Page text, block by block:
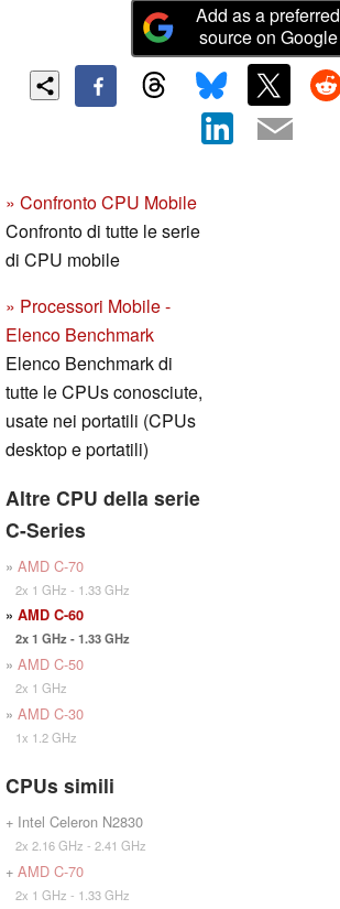
Add as a preferred
source on Google
» Confronto CPU Mobile
Confronto di tutte le serie
di CPU mobile
» Processori Mobile -
Elenco Benchmark
Elenco Benchmark di
tutte le CPUs conosciute,
usate nei portatili (CPUs
desktop e portatili)
Altre CPU della serie
C-Series
» AMD C-70
2x 1 GHz - 1.33 GHz
» AMD C-60
2x 1 GHz - 1.33 GHz
» AMD C-50
2x 1 GHz
» AMD C-30
1x 1.2 GHz
CPUs simili
+ Intel Celeron N2830
2x 2.16 GHz - 2.41 GHz
+ AMD C-70
2x 1 GHz - 1.33 GHz